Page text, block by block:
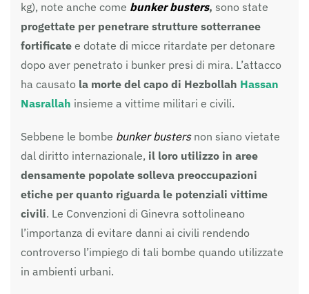
kg), note anche come bunker busters, sono state
progettate per penetrare strutture sotterranee
fortificate e dotate di micce ritardate per detonare
dopo aver penetrato i bunker presi di mira. L’attacco
ha causato la morte del capo di Hezbollah Hassan
Nasrallah insieme a vittime militari e civili.
Sebbene le bombe bunker bustersnon siano vietate
dal diritto internazionale, il loro utilizzo in aree
densamente popolate solleva preoccupazioni
etiche per quanto riguarda le potenziali vittime
civili. Le Convenzioni di Ginevra sottolineano
l’importanza di evitare danni ai civili rendendo
controverso l’impiego di tali bombe quando utilizzate
in ambienti urbani.